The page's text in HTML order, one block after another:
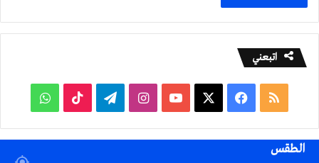
اتبعني
ملخص
الموقع
فيسبوك ‫YouTubeانستقرامتيلقرام ‫TikTokواتساب
الطقس